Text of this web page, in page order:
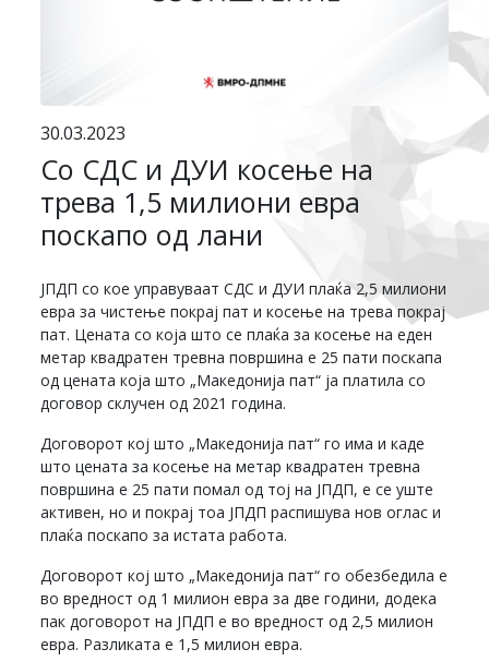
30.03.2023
Со СДС и ДУИ косење на
трева 1,5 милиони евра
поскапо од лани
ЈПДП со кое управуваат СДС и ДУИ плаќа 2,5 милиони
евра за чистење покрај пат и косење на трева покрај
пат. Цената со која што се плаќа за косење на еден
метар квадратен тревна површина е 25 пати поскапа
од цената која што „Македонија пат“ ја платила со
договор склучен од 2021 година.
Договорот кој што „Македонија пат“ го има и каде
што цената за косење на метар квадратен тревна
површина е 25 пати помал од тој на ЈПДП, е се уште
активен, но и покрај тоа ЈПДП распишува нов оглас и
плаќа поскапо за истата работа.
Договорот кој што „Македонија пат“ го обезбедила е
во вредност од 1 милион евра за две години, додека
пак договорот на ЈПДП е во вредност од 2,5 милион
евра. Разликата е 1,5 милион евра.